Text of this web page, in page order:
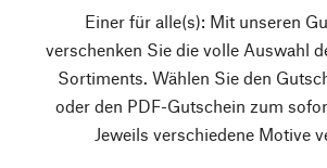
Einer für alle(s): Mit unseren
verschenken Sie die volle Auswahl
Sortiments. Wählen Sie den
oder den PDF-Gutschein zum
Jeweils verschiedene Motive